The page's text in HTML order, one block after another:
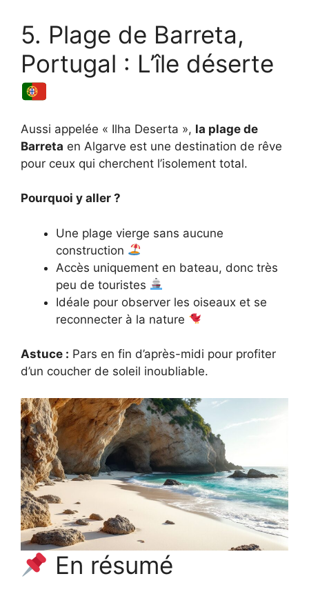
5. Plage de Barreta,
Portugal : L’île déserte
Aussi appelée « Ilha Deserta », la plage de
Barreta en Algarve est une destination de rêve
pour ceux qui cherchent l’isolement total.
Pourquoi y aller ?
Une plage vierge sans aucune
construction
Accès uniquement en bateau, donc très
peu de touristes
Idéale pour observer les oiseaux et se
reconnecter à la nature
Astuce : Pars en fin d’après-midi pour profiter
d’un coucher de soleil inoubliable.
En résumé